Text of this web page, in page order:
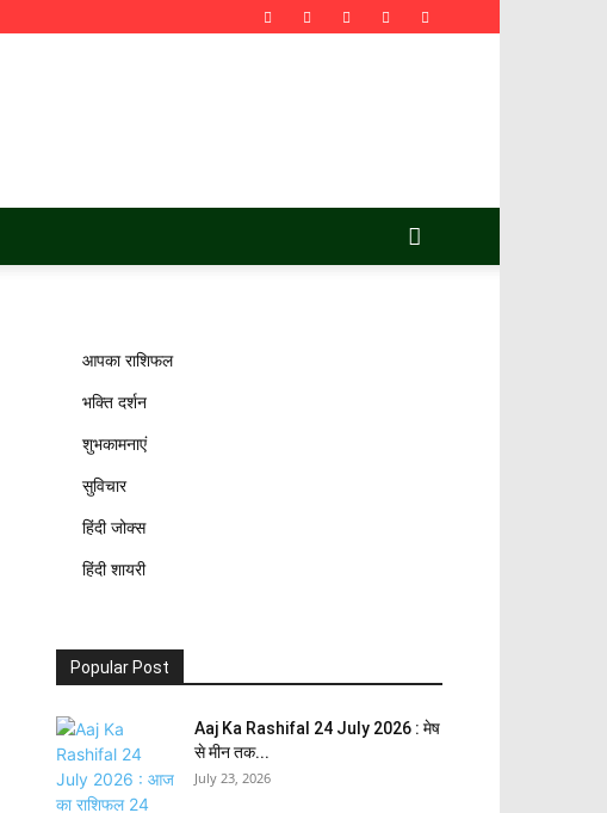
आपका राशिफल
भक्ति दर्शन
शुभकामनाएं
सुविचार
हिंदी जोक्स
हिंदी शायरी
Popular Post
Aaj Ka Rashifal 24 July 2026 : मेष
से मीन तक...
July 23, 2026